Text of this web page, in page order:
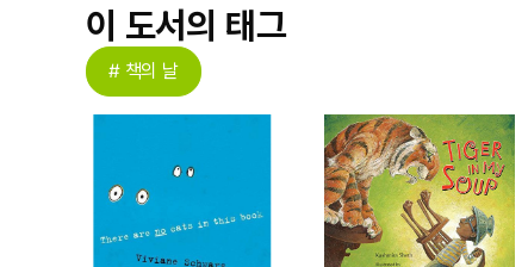
이 도서의 태그
# 책의 날